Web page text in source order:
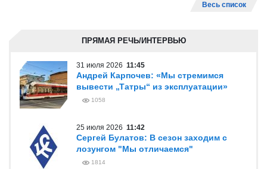
Весь список
ПРЯМАЯ РЕЧЬ/ИНТЕРВЬЮ
31 июля 2026 11:45
Андрей Карпочев: «Мы стремимся
вывести „Татры“ из эксплуатации»
1058
25 июля 2026 11:42
Сергей Булатов: В сезон заходим с
лозунгом "Мы отличаемся"
1814